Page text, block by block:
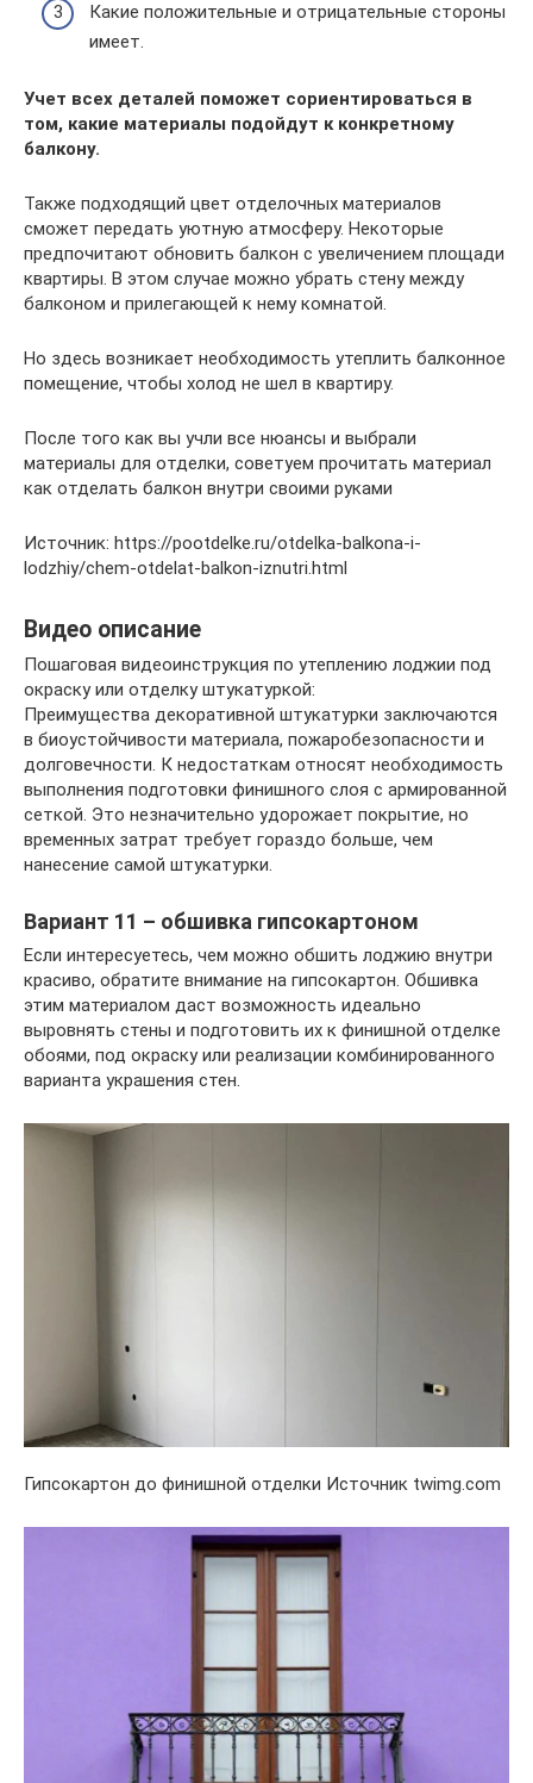
Какие положительные и отрицательные стороны
имеет.
Учет всех деталей поможет сориентироваться в
том, какие материалы подойдут к конкретному
балкону.
Также подходящий цвет отделочных материалов
сможет передать уютную атмосферу. Некоторые
предпочитают обновить балкон с увеличением площади
квартиры. В этом случае можно убрать стену между
балконом и прилегающей к нему комнатой.
Но здесь возникает необходимость утеплить балконное
помещение, чтобы холод не шел в квартиру.
После того как вы учли все нюансы и выбрали
материалы для отделки, советуем прочитать материал
как отделать балкон внутри своими руками
Источник: https://pootdelke.ru/otdelka-balkona-i-
lodzhiy/chem-otdelat-balkon-iznutri.html
Видео описание
Пошаговая видеоинструкция по утеплению лоджии под
окраску или отделку штукатуркой:
Преимущества декоративной штукатурки заключаются
в биоустойчивости материала, пожаробезопасности и
долговечности. К недостаткам относят необходимость
выполнения подготовки финишного слоя с армированной
сеткой. Это незначительно удорожает покрытие, но
временных затрат требует гораздо больше, чем
нанесение самой штукатурки.
Вариант 11 – обшивка гипсокартоном
Если интересуетесь, чем можно обшить лоджию внутри
красиво, обратите внимание на гипсокартон. Обшивка
этим материалом даст возможность идеально
выровнять стены и подготовить их к финишной отделке
обоями, под окраску или реализации комбинированного
варианта украшения стен.
Гипсокартон до финишной отделки Источник twimg.com